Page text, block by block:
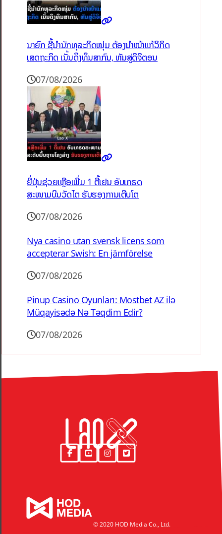
ນາຍົກ ຊີ້ນຳນັກທຸລະກິດໜຸ່ມ ຕ້ອງນຳໜ້າແກ້ວິກິດ
ເສດຖະກິດ ເນັ້ນດຶງທຶນສາກົນ, ຫັນສູ່ດິຈິຕອນ
07/08/2026
ຍີ່ປຸ່ນຊ່ວຍເຫຼືອເພີ່ມ 1 ຕື້ເຢນ ອັບເກຣດ
ສະໜາມບິນວັດໄຕ ຮັບຮອງການເຕີບໂຕ
07/08/2026
Nya casino utan svensk licens som
accepterar Swish: En jämförelse
07/08/2026
Pinup Casino Oyunları: Mostbet AZ ilə
Müqayisədə Nə Təqdim Edir?
07/08/2026
© 2020 HOD Media Co., Ltd.